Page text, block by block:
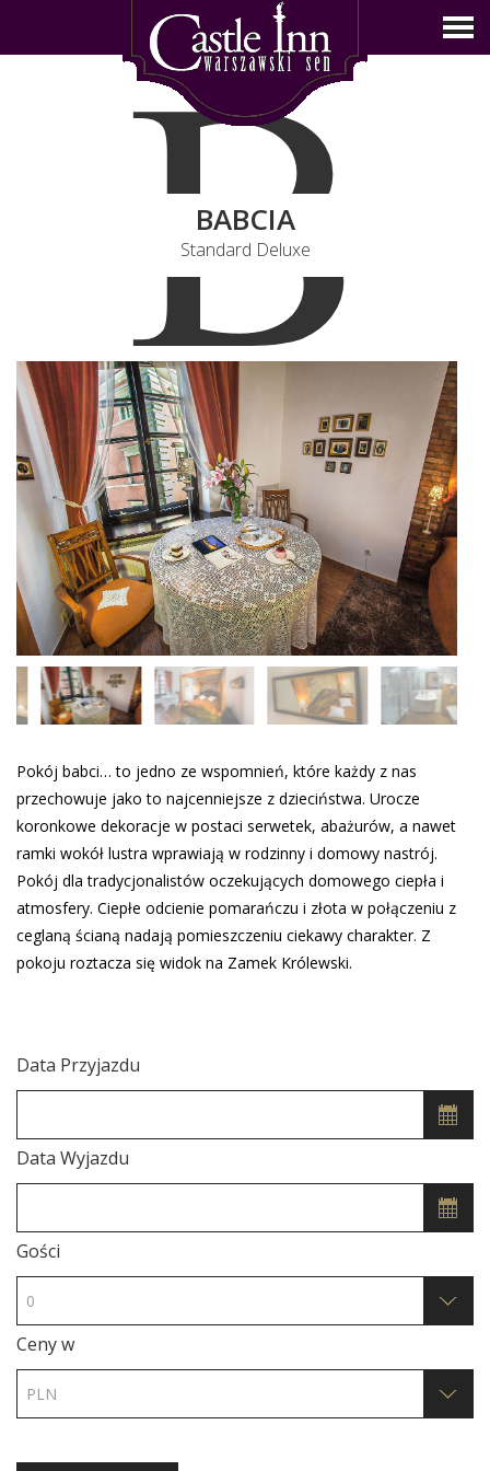
B
BABCIA
Standard Deluxe
Pokój babci… to jedno ze wspomnień, które każdy z nas
przechowuje jako to najcenniejsze z dzieciństwa. Urocze
koronkowe dekoracje w postaci serwetek, abażurów, a nawet
ramki wokół lustra wprawiają w rodzinny i domowy nastrój.
Pokój dla tradycjonalistów oczekujących domowego ciepła i
atmosfery. Ciepłe odcienie pomarańczu i złota w połączeniu z
ceglaną ścianą nadają pomieszczeniu ciekawy charakter. Z
pokoju roztacza się widok na Zamek Królewski.
Data Przyjazdu
Data Wyjazdu
Gości
Ceny w